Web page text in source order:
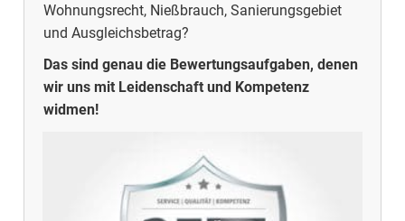
Wohnungsrecht, Nießbrauch, Sanierungsgebiet
und Ausgleichsbetrag?
Das sind genau die Bewertungsaufgaben, denen
wir uns mit Leidenschaft und Kompetenz
widmen!